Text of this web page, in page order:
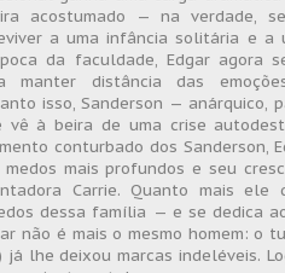
acostumado — na verdade,
a uma infância solitária e a
da faculdade, Edgar agora
manter distância das
isso, Sanderson — anárquico,
vê à beira de uma crise
conturbado dos Sanderson,
medos mais profundos e seu
Carrie. Quanto mais ele
dessa família — e se dedica
não é mais o mesmo homem: o
lhe deixou marcas indeléveis.